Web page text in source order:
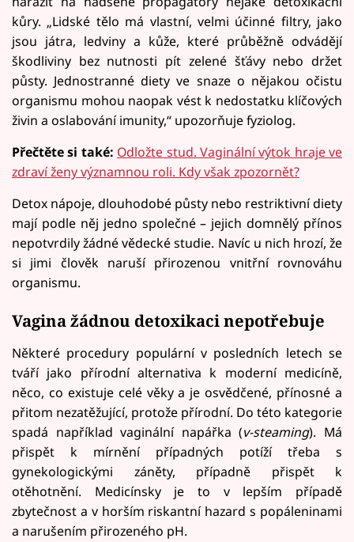
kůry. „Lidské tělo má vlastní, velmi účinné filtry, jako
jsou játra, ledviny a kůže, které průběžně odvádějí
škodliviny bez nutnosti pít zelené šťávy nebo držet
půsty. Jednostranné diety ve snaze o nějakou očistu
organismu mohou naopak vést k nedostatku klíčových
živin a oslabování imunity,“ upozorňuje fyziolog.
Přečtěte si také: Odložte stud. Vaginální výtok hraje ve
zdraví ženy významnou roli. Kdy však zpozornět?
Detox nápoje, dlouhodobé půsty nebo restriktivní diety
mají podle něj jedno společné – jejich domnělý přínos
nepotvrdily žádné vědecké studie. Navíc u nich hrozí, že
si jimi člověk naruší přirozenou vnitřní rovnováhu
organismu.
Vagina žádnou detoxikaci nepotřebuje
Některé procedury populární v posledních letech se
tváří jako přírodní alternativa k moderní medicíně,
něco, co existuje celé věky a je osvědčené, přínosné a
přitom nezatěžující, protože přírodní. Do této kategorie
spadá například vaginální napářka (v-steaming). Má
přispět k mírnění případných potíží třeba s
gynekologickými záněty, případně přispět k
otěhotnění. Medicínsky je to v lepším případě
zbytečnost a v horším riskantní hazard s popáleninami
a narušením přirozeného pH.